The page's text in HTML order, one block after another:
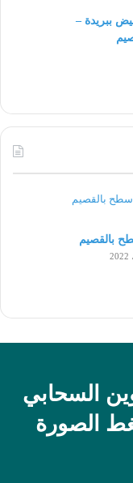
ببريدة –
بالقصيم
السحابي
الصورة